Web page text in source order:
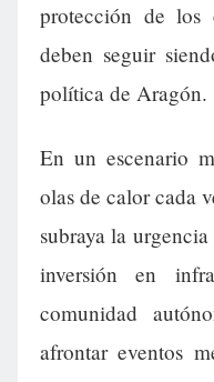
protección de los
deben seguir
política de Aragón.
En un escenario
olas de calor cada
subraya la
inversión en
comunidad
afrontar eventos